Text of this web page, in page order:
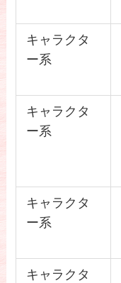
キャラクタ
ー系
キャラクタ
ー系
キャラクタ
ー系
キャラクタ